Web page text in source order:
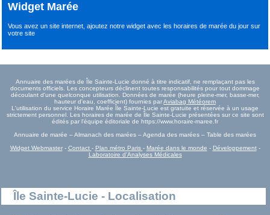
Widget Marée
Vous avez un site internet,ajoutez notre widget avec les horaires de marée du joursur
votre site
Annuaire des marées de Île Sainte-Lucie donné à titre indicatif, ne remplaçant pas les
documents officiels. Les concepteurs déclinent toutes responsabilités pour tout dommage
découlant d'une quelconque utilisation. Données de marée (heure pleine-mer, basse-mer,
hauteur d'eau, coefficient) fournies parAviabag Météorem
L'utilisation du service Horaire Marée Île Sainte-Lucie est gratuite et réservée à un usage
strictement personnel. Les horaires de marée de Île Sainte-Lucie présentées sur ce site sont
édités par l'équipe éditoriale de https://www.horaire-maree.fr
Annuaire de marée – Almanach des marées – Agenda des marées – Table des marées
Widget Webmaster- Contact - Plan métro Paris - Marée dans le monde - Développement-
Laboratoire d'Analyses Médicales
Île Sainte-Lucie - Localisation